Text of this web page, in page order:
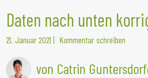
Daten nach unten
21. Januar 2021 | Kommentar schreiben
von Catrin